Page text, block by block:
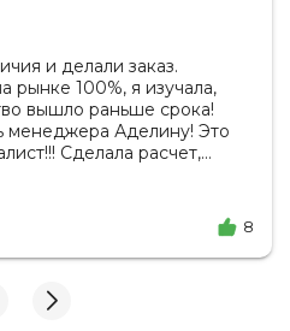
и делали заказ.
рынке 100%, я изучала,
вышло раньше срока!
менеджера Аделину! Это
Сделала расчет,
вопросы есть ответы.
удобное время! Никаких
удовольствие от
это я понимаю - ЛИЦО
радиаторы будут греть
8